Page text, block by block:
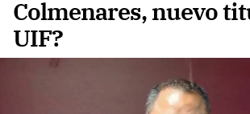
Colmenares, nuevo
UIF?